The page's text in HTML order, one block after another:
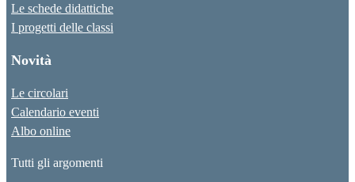
Le schede didattiche
I progetti delle classi
Novità
Le circolari
Calendario eventi
Albo online
Tutti gli argomenti